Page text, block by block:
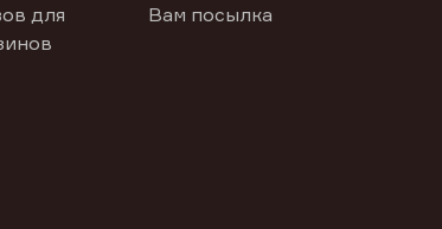
для
Вам посылка